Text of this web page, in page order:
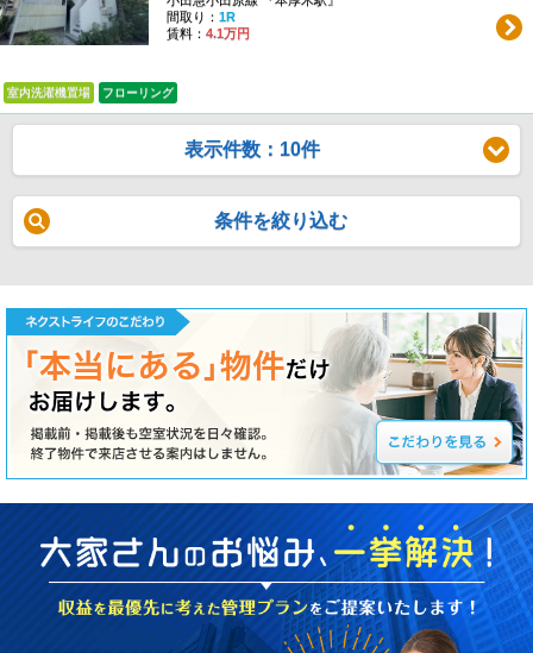
間取り： 1R
賃料： 4.1万円
室内洗濯機置場 フローリング
表示件数：10件
条件を絞り込む